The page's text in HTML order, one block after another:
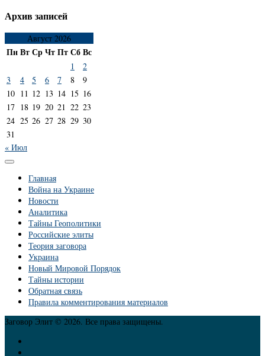
Архив записей
Август 2026
ПнВтСрЧтПтСбВс
1
2
3
4 5 6 7 8
9
10 11 12 13 14 15 16
17 18 19 20 21 22 23
24 25 26 27 28 29 30
31
« Июл
Главная
Война на Украине
Новости
Аналитика
Тайны Геополитики
Российские элиты
Теория заговора
Украина
Новый Мировой Порядок
Тайны истории
Обратная связь
Правила комментирования материалов
Заговор Элит © 2026. Все права защищены.